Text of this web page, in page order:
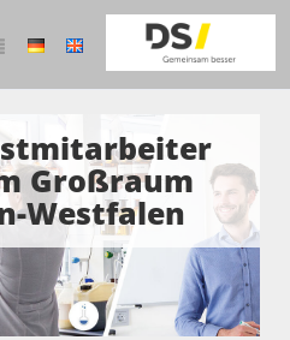
Großraum
Westfalen